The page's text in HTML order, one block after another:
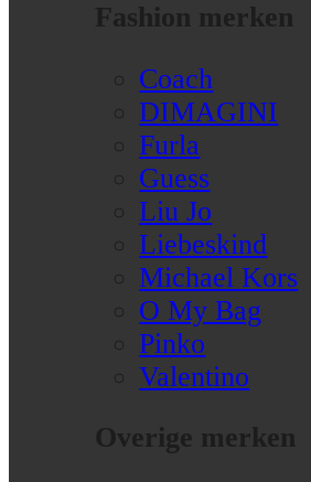
Fashion merken
Coach
DIMAGINI
Furla
Guess
Liu Jo
Liebeskind
Michael Kors
O My Bag
Pinko
Valentino
Overige merken